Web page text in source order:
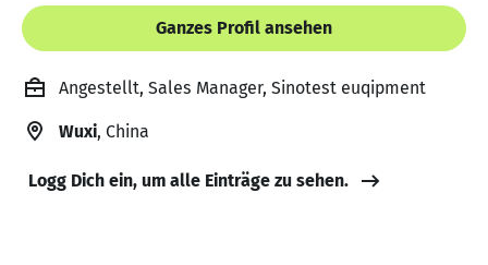
Ganzes Profil ansehen
Angestellt, Sales Manager, Sinotest euqipment
Wuxi, China
Logg Dich ein, um alle Einträge zu sehen.